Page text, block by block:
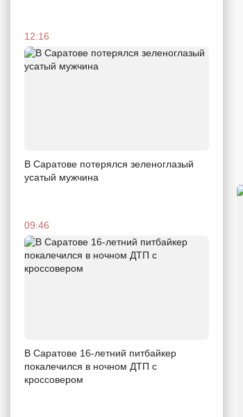
12:16
В Саратове потерялся зеленоглазый
усатый мужчина
09:46
В Саратове 16-летний питбайкер
покалечился в ночном ДТП с
кроссовером